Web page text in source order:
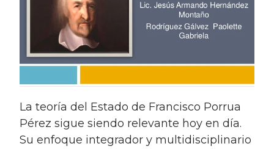
la teoría del Estado de Francisco Porrua
Pérez sigue siendo relevante hoy en día.
Su enfoque integrador y multidisciplinario